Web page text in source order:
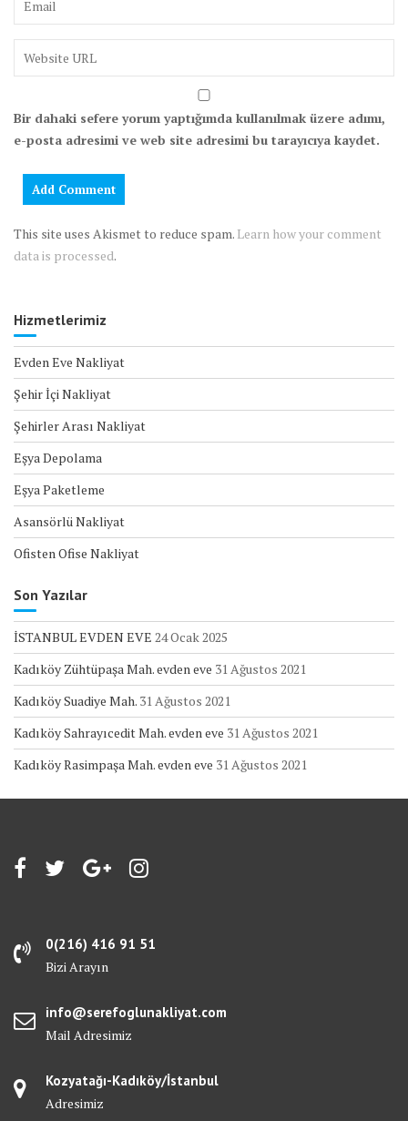
Bir dahaki sefere yorum yaptığımda kullanılmak üzere adımı,
e-posta adresimi ve web site adresimi bu tarayıcıya kaydet.
This site uses Akismet to reduce spam. Learn how your comment
data is processed.
Hizmetlerimiz
Evden Eve Nakliyat
Şehir İçi Nakliyat
Şehirler Arası Nakliyat
Eşya Depolama
Eşya Paketleme
Asansörlü Nakliyat
Ofisten Ofise Nakliyat
Son Yazılar
İSTANBUL EVDEN EVE 24 Ocak 2025
Kadıköy Zühtüpaşa Mah. evden eve 31 Ağustos 2021
Kadıköy Suadiye Mah. 31 Ağustos 2021
Kadıköy Sahrayıcedit Mah. evden eve 31 Ağustos 2021
Kadıköy Rasimpaşa Mah. evden eve 31 Ağustos 2021
0(216) 416 91 51
Bizi Arayın
info@serefoglunakliyat.com
Mail Adresimiz
Kozyatağı-Kadıköy/İstanbul
Adresimiz